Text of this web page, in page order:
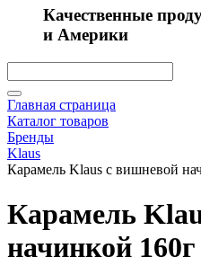
Качественные
и Америки
Главная страница
Каталог товаров
Бренды
Klaus
Карамель Klaus с вишневой
Карамель
начинкой 160г